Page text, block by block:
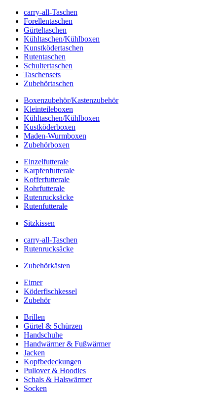
carry-all-Taschen
Forellentaschen
Gürteltaschen
Kühltaschen/Kühlboxen
Kunstködertaschen
Rutentaschen
Schultertaschen
Taschensets
Zubehörtaschen
Boxenzubehör/Kastenzubehör
Kleinteileboxen
Kühltaschen/Kühlboxen
Kustköderboxen
Maden-Wurmboxen
Zubehörboxen
Einzelfutterale
Karpfenfutterale
Kofferfutterale
Rohrfutterale
Rutenrucksäcke
Rutenfutterale
Sitzkissen
carry-all-Taschen
Rutenrucksäcke
Zubehörkästen
Eimer
Köderfischkessel
Zubehör
Brillen
Gürtel & Schürzen
Handschuhe
Handwärmer & Fußwärmer
Jacken
Kopfbedeckungen
Pullover & Hoodies
Schals & Halswärmer
Socken